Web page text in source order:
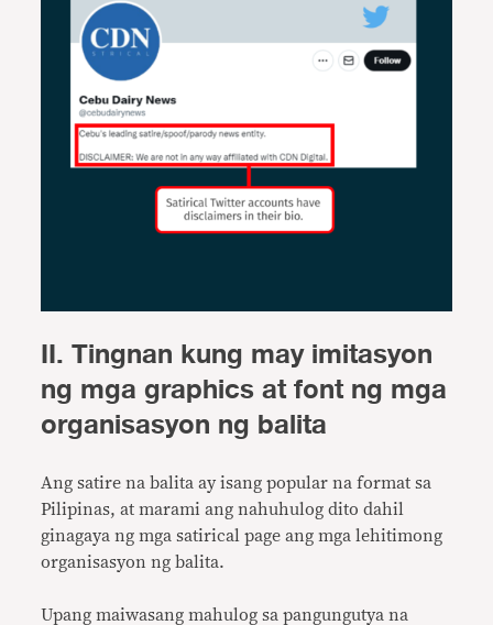
II.Tingnan kung may imitasyon
ng mga graphics at font ng mga
organisasyon ng balita
Ang satire na balita ay isang popular na format sa
Pilipinas, at marami ang nahuhulog dito dahil
ginagaya ng mga satirical page ang mga lehitimong
organisasyon ng balita.
Upang maiwasang mahulog sa pangungutya na